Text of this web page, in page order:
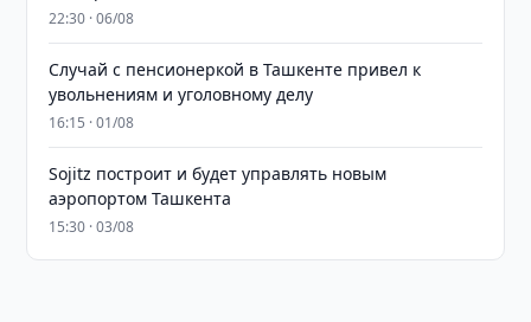
22:30 · 06/08
Случай с пенсионеркой в Ташкенте привел к
увольнениям и уголовному делу
16:15 · 01/08
Sojitz построит и будет управлять новым
аэропортом Ташкента
15:30 · 03/08